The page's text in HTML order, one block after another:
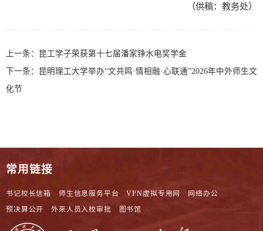
（供稿：教务处）
上一条：
昆工学子荣获第十七届潘家铮水电奖学金
下一条：
昆明理工大学举办“文共鸣·情相融·心联通”2026年中外师生文
化节
常用链接
书记校长信箱 师生信息服务平台 VPN虚拟专用网
网络办公
预决算公开
外来人员入校审批 图书馆